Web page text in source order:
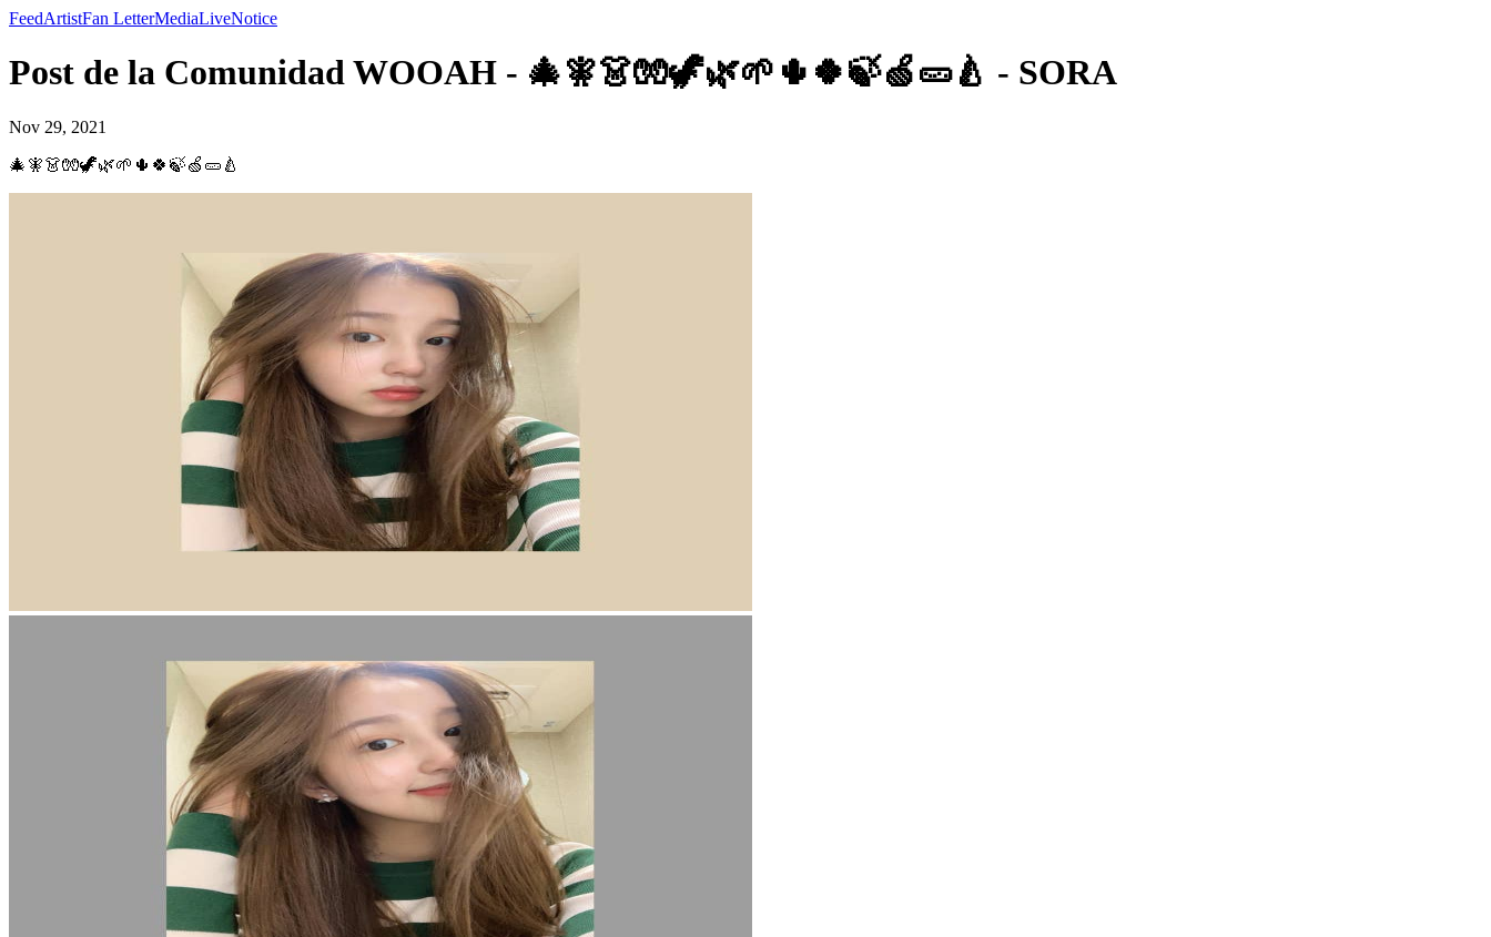
FeedArtistFan LetterMediaLiveNotice
Post de la Comunidad WOOAH - 🎄🧚👗🧤🦖🌿🌱🌵🍀🍃🍏🥒🍐 - SORA
Nov 29, 2021
🎄🧚👗🧤🦖🌿🌱🌵🍀🍃🍏🥒🍐